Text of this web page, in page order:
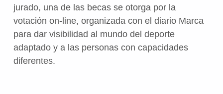
jurado, una de las becas se otorga por la
votación on-line, organizada con el diario Marca
para dar visibilidad al mundo del deporte
adaptado y a las personas con capacidades
diferentes.